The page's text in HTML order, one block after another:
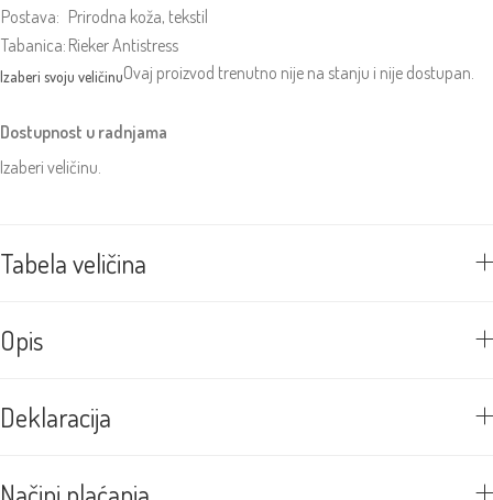
Postava: Prirodna koža, tekstil
Tabanica: Rieker Antistress
Ovaj proizvod trenutno nije na stanju i nije dostupan.
Dostupnost u radnjama
Izaberi veličinu.
Tabela veličina
Opis
Deklaracija